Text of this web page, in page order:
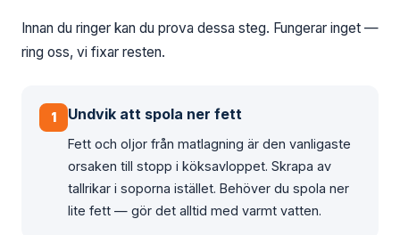
Innan du ringer kan du prova dessa steg. Fungerar inget —
ring oss, vi fixar resten.
1 Undvik att spola ner fett
Fett och oljor från matlagning är den vanligaste
orsaken till stopp i köksavloppet. Skrapa av
tallrikar i soporna istället. Behöver du spola ner
lite fett — gör det alltid med varmt vatten.